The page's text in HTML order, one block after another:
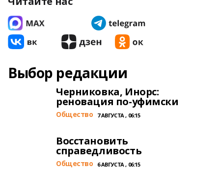
Выбор редакции
Черниковка, Инорс:
реновация по-уфимски
Общество 7 АВГУСТА , 06:15
Восстановить
справедливость
Общество 6 АВГУСТА , 06:15